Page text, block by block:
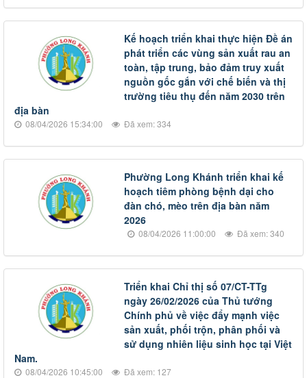
Kế hoạch triển khai thực hiện Đề án
phát triển các vùng sản xuất rau an
toàn, tập trung, bảo đảm truy xuất
nguồn gốc gắn với chế biến và thị
trường tiêu thụ đến năm 2030 trên
địa bàn
08/04/2026 15:34:00 Đã xem: 334
Phường Long Khánh triển khai kế
hoạch tiêm phòng bệnh dại cho
đàn chó, mèo trên địa bàn năm
2026
08/04/2026 11:00:00 Đã xem: 340
Triển khai Chỉ thị số 07/CT-TTg
ngày 26/02/2026 của Thủ tướng
Chính phủ về việc đẩy mạnh việc
sản xuất, phối trộn, phân phối và
sử dụng nhiên liệu sinh học tại Việt
Nam.
08/04/2026 10:45:00 Đã xem: 127